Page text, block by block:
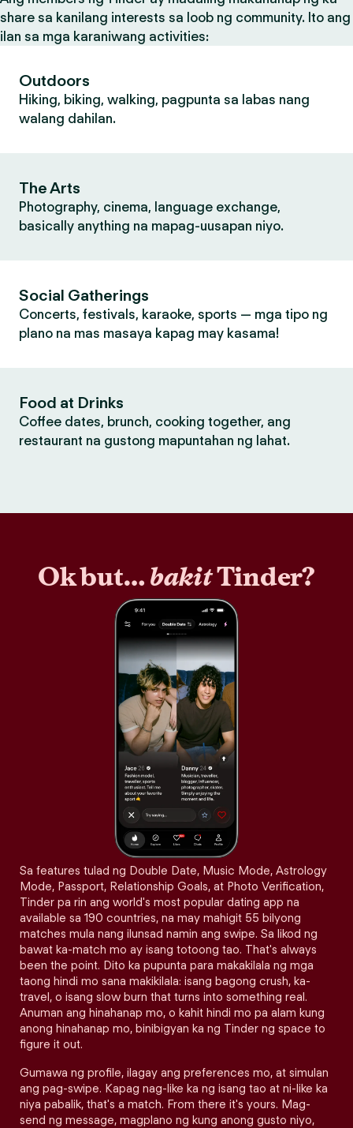
share sa kanilang interests sa loob ng community. Ito ang
ilan sa mga karaniwang activities:
Outdoors
Hiking, biking, walking, pagpunta sa labas nang
walang dahilan.
The Arts
Photography, cinema, language exchange,
basically anything na mapag-uusapan niyo.
Social Gatherings
Concerts, festivals, karaoke, sports — mga tipo ng
plano na mas masaya kapag may kasama!
Food at Drinks
Coffee dates, brunch, cooking together, ang
restaurant na gustong mapuntahan ng lahat.
Ok but…bakitTinder?
Sa features tulad ng Double Date, Music Mode, Astrology
Mode, Passport, Relationship Goals, at Photo Verification,
Tinder pa rin ang world's most popular dating app na
available sa 190 countries, na may mahigit 55 bilyong
matches mula nang ilunsad namin ang swipe. Sa likod ng
bawat ka-match mo ay isang totoong tao. That's always
been the point. Dito ka pupunta para makakilala ng mga
taong hindi mo sana makikilala: isang bagong crush, ka-
travel, o isang slow burn that turns into something real.
Anuman ang hinahanap mo, o kahit hindi mo pa alam kung
anong hinahanap mo, binibigyan ka ng Tinder ng space to
figure it out.
Gumawa ng profile, ilagay ang preferences mo, at simulan
ang pag-swipe. Kapag nag-like ka ng isang tao at ni-like ka
niya pabalik, that's a match. From there it's yours. Mag-
send ng message, magplano ng kung anong gusto niyo,